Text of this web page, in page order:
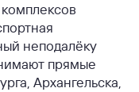
неподалёку
прямые
Архангельска,